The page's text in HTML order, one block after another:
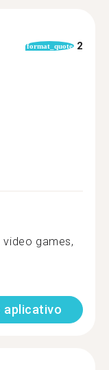
format_quote 2
games,
aplicativo